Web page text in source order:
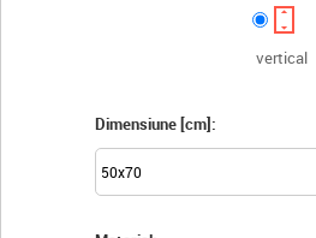
vertical
Dimensiune [cm]: